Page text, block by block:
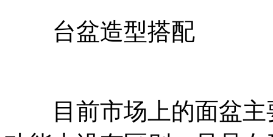
台盆造型搭配
目前市场上的面盆主